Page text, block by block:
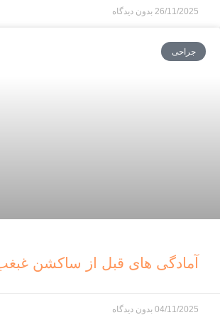
26/11/2025 بدون دیدگاه
جراحی
آمادگی های قبل از ساکشن
04/11/2025 بدون دیدگاه